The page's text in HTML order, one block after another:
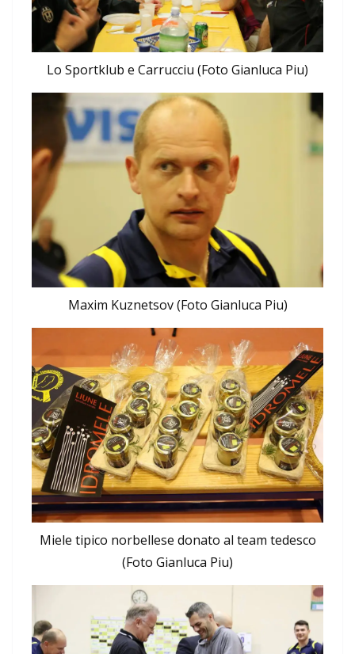
Lo Sportklub e Carrucciu (Foto Gianluca Piu)
Maxim Kuznetsov (Foto Gianluca Piu)
Miele tipico norbellese donato al team tedesco
(Foto Gianluca Piu)